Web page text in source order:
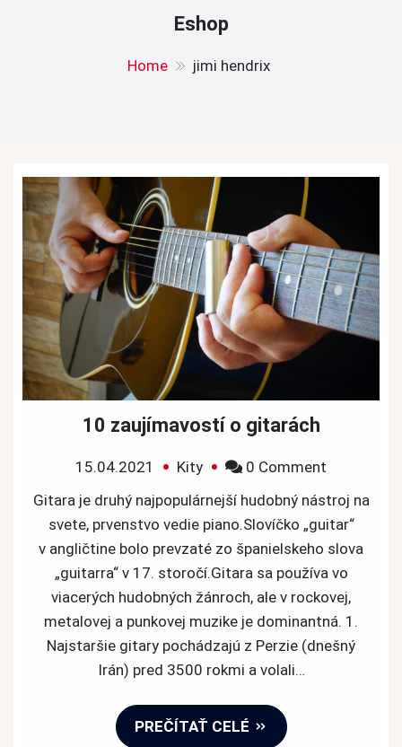
Eshop
Home jimi hendrix
10 zaujímavostí o gitarách
15.04.2021 Kity 0 Comment
Gitara je druhý najpopulárnejší hudobný nástroj na
svete, prvenstvo vedie piano.Slovíčko „guitar“
v angličtine bolo prevzaté zo španielskeho slova
„guitarra“ v 17. storočí.Gitara sa používa vo
viacerých hudobných žánroch, ale v rockovej,
metalovej a punkovej muzike je dominantná. 1.
Najstaršie gitary pochádzajú z Perzie (dnešný
Irán) pred 3500 rokmi a volali…
PREČÍTAŤ CELÉ